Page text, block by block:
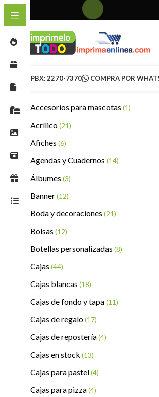
PBX: 2270-7370 COMPRA POR
Accesorios para mascotas (1)
Acrílico(21)
Afiches (6)
Agendas y Cuadernos (14)
Álbumes (3)
Banner(12)
Boda y decoraciones (21)
Bolsas (12)
Botellas personalizadas (8)
Cajas (44)
Cajas blancas (18)
Cajas de fondo y tapa(11)
Cajas de regalo(17)
Cajas de repostería(4)
Cajas en stock (13)
Cajas para pastel(4)
Cajas para pizza(4)